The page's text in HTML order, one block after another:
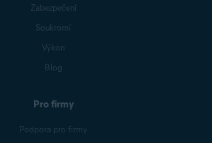
Zabezpečení
Soukromí
Výkon
Blog
Pro firmy
Podpora pro firmy